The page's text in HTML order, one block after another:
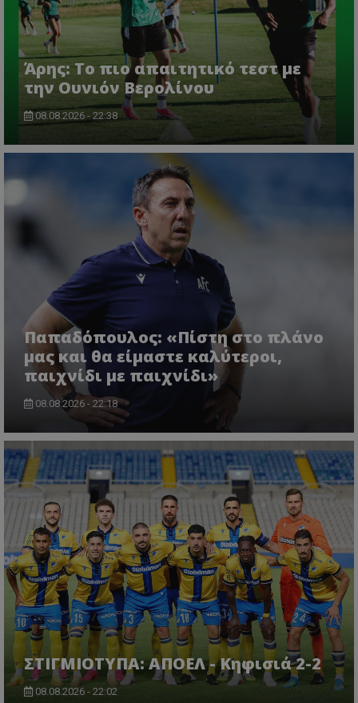
Άρης: Το πιο απαιτητικό τεστ με
την Ουνιόν Βερολίνου
08.08.2026 - 22:38
Παπαδόπουλος: «Πίστη στο πλάνο
μας και θα είμαστε καλύτεροι,
παιχνίδι με παιχνίδι»
08.08.2026 - 22:18
ΣΤΙΓΜΙΟΤΥΠΑ: ΑΠΟΕΛ - Κηφισιά 2-2
08.08.2026 - 22:02